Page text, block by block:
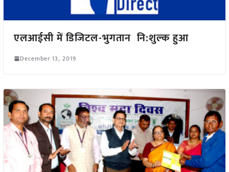
एलआईसी में डिजिटल-भुगतान नि:शुल्क हुआ
December 13, 2019